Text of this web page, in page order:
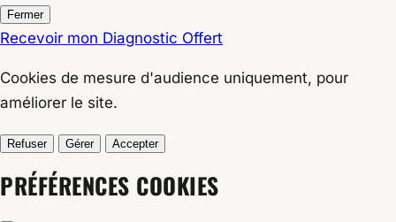
Fermer
Recevoir mon Diagnostic Offert
Cookies de mesure d'audience uniquement, pour
améliorer le site.
Refuser Gérer Accepter
PRÉFÉRENCES COOKIES